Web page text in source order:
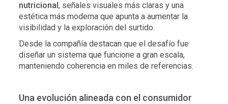
nutricional, señales visuales más claras y una
estética más moderna que apunta a aumentar la
visibilidad y la exploración del surtido.
Desde la compañía destacan que el desafío fue
diseñar un sistema que funcione a gran escala,
manteniendo coherencia en miles de referencias.
Una evolución alineada con el consumidor